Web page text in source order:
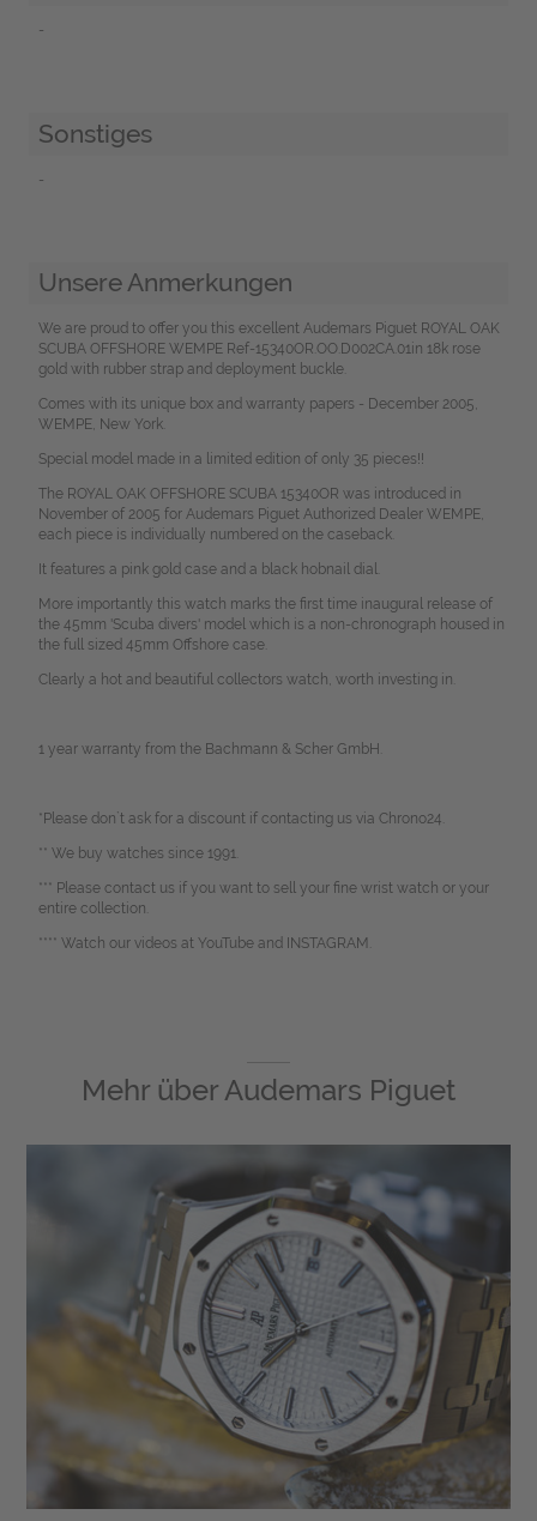
-
Sonstiges
-
Unsere Anmerkungen
We are proud to offer you this excellent Audemars Piguet ROYAL OAK
SCUBA OFFSHORE WEMPE Ref-15340OR.OO.D002CA.01in 18k rose
gold with rubber strap and deployment buckle.
Comes with its unique box and warranty papers - December 2005,
WEMPE, New York.
Special model made in a limited edition of only 35 pieces!!
The ROYAL OAK OFFSHORE SCUBA 15340OR was introduced in
November of 2005 for Audemars Piguet Authorized Dealer WEMPE,
each piece is individually numbered on the caseback.
It features a pink gold case and a black hobnail dial.
More importantly this watch marks the first time inaugural release of
the 45mm 'Scuba divers' model which is a non-chronograph housed in
the full sized 45mm Offshore case.
Clearly a hot and beautiful collectors watch, worth investing in.
1 year warranty from the Bachmann & Scher GmbH.
*Please don`t ask for a discount if contacting us via Chrono24.
** We buy watches since 1991.
*** Please contact us if you want to sell your fine wrist watch or your
entire collection.
**** Watch our videos at YouTube and INSTAGRAM.
Mehr überAudemars Piguet